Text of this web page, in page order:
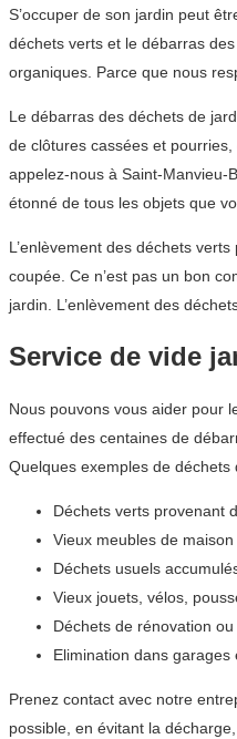
S’occuper de son jardin peut
déchets verts et le débarras
organiques. Parce que nous
Le débarras des déchets de
de clôtures cassées et
appelez-nous à Saint-Manvieu-
étonné de tous les objets que
L’enlèvement des déchets
coupée. Ce n’est pas un bon
jardin. L’enlèvement des
Service de vide
Nous pouvons vous aider pour
effectué des centaines de
Quelques exemples de déchets
Déchets verts provenant
Vieux meubles de
Déchets usuels
Vieux jouets, vélos,
Déchets de rénovation
Elimination dans garages
Prenez contact avec notre
possible, en évitant la